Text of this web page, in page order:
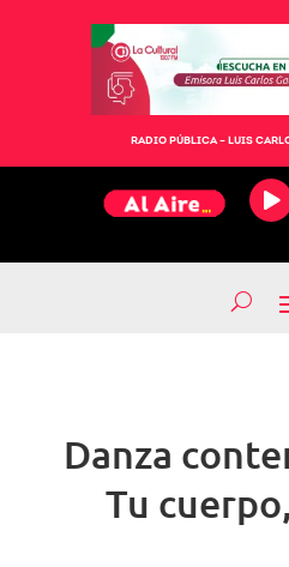
RADIO PÚBLICA – LUIS
Danza
Tu